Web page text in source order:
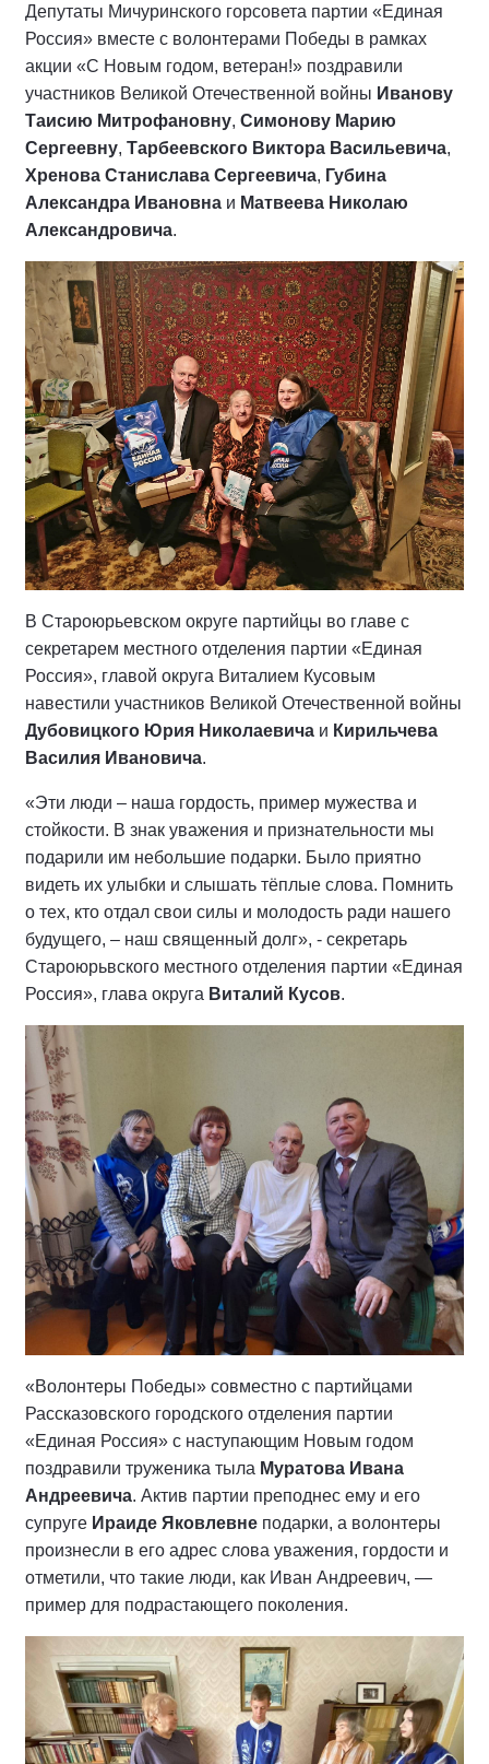
Депутаты Мичуринского горсовета партии «Единая
Россия» вместе с волонтерами Победы в рамках
акции «С Новым годом, ветеран!» поздравили
участников Великой Отечественной войны Иванову
Таисию Митрофановну, Симонову Марию
Сергеевну, Тарбеевского Виктора Васильевича,
Хренова Станислава Сергеевича, Губина
Александра Ивановна и Матвеева Николаю
Александровича.
В Староюрьевском округе партийцы во главе с
секретарем местного отделения партии «Единая
Россия», главой округа Виталием Кусовым
навестили участников Великой Отечественной войны
Дубовицкого Юрия Николаевича и Кирильчева
Василия Ивановича.
«Эти люди – наша гордость, пример мужества и
стойкости. В знак уважения и признательности мы
подарили им небольшие подарки. Было приятно
видеть их улыбки и слышать тёплые слова. Помнить
о тех, кто отдал свои силы и молодость ради нашего
будущего, – наш священный долг», - секретарь
Староюрьвского местного отделения партии «Единая
Россия», глава округа Виталий Кусов.
«Волонтеры Победы» совместно с партийцами
Рассказовского городского отделения партии
«Единая Россия» с наступающим Новым годом
поздравили труженика тыла Муратова Ивана
Андреевича. Актив партии преподнес ему и его
супруге Ираиде Яковлевне подарки, а волонтеры
произнесли в его адрес слова уважения, гордости и
отметили, что такие люди, как Иван Андреевич, —
пример для подрастающего поколения.